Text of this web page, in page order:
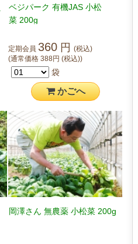
ベジパーク 有機JAS 小松
菜 200g
定期会員 360 円 (税込)
(通常価格 388円 (税込))
袋
かごへ
岡澤さん 無農薬 小松菜 200g